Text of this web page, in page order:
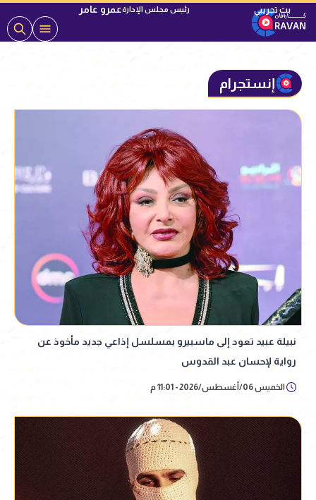
رئيس مجلس الإدارةعمرو عامر
إنستجرام
نبيلة عبيد تعود إلى ماسبيرو بمسلسل إذاعي جديد مأخوذ عن
رواية لإحسان عبد القدوس
الخميس 06/أغسطس/2026 - 11:01 م